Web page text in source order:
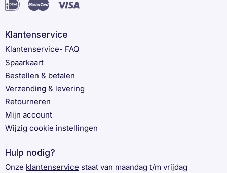
Klantenservice
Klantenservice- FAQ
Spaarkaart
Bestellen & betalen
Verzending & levering
Retourneren
Mijn account
Wijzig cookie instellingen
Hulp nodig?
Onze klantenservice staat van maandag t/m vrijdag